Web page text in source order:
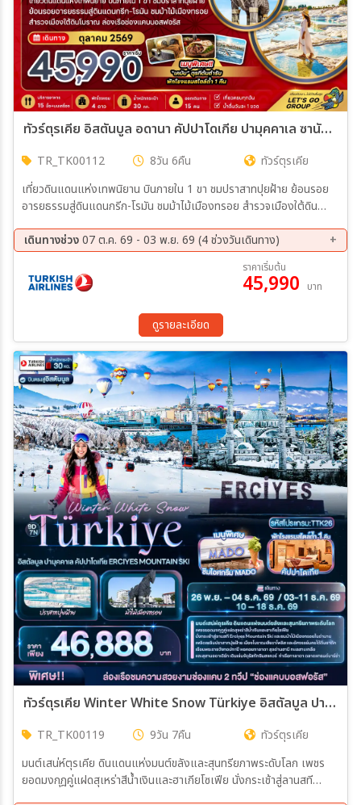
ทัวร์ตุรเคีย อิสตันบูล อดานา คัปปาโดเกีย ปามุคคาเล ซานัคคาเล บูร์ซา (บินภายใน) 8วัน 6คืน (TK)
TR_TK00112 8วัน 6คืน
ทัวร์ตุรเคีย
เที่ยวดินแดนแห่งเทพนิยาน บินภายใน 1 ขา ชมปราสาทปุยฝ้าย ย้อนรอย
อารยธรรมสู่ดินแดนกรีก-โรมัน ชมม้าไม้เมืองทรอย สำรวจเมืองใต้ดิน
พักโรงแรมถ้ำ 1 คืน
เดินทางช่วง07 ต.ค. 69 - 03 พ.ย. 69 (4 ช่วงวันเดินทาง)
09 ต.ค. 69 - 16 ต.ค. 69
21 ต.ค. 69 - 28 ต.ค. 69
27 ต.ค. 69 - 03 พ.ย. 69
ราคาเริ่มต้น
45,990 บาท
ดูรายละเอียด
ทัวร์ตุรเคีย Winter White Snow Türkiye อิสตัลบูล ปามุคคาเล คัปปาโดเกีย ERCIYES MOUNTAIN SKI 9วัน 7คืน (TK)
TR_TK00119 9วัน 7คืน
ทัวร์ตุรเคีย
มนต์เสน่ห์ตุรเคีย ดินแดนแห่งมนต์ขลังและสุนทรียภาพระดับโลก เพชร
ยอดมงกุฎคู่แฝดสุเหร่าสีน้ำเงินและฮาเกียโซเฟีย นั่งกระเช้าสู่ลานสที